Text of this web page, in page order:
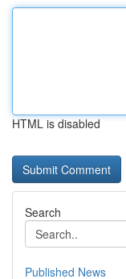
HTML is disabled
Search
Published News